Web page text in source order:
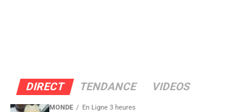
DIRECT TENDANCE VIDEOS
MONDE En Ligne 3 heures